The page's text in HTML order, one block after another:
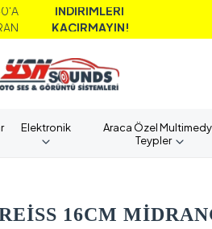
Elektronik
Araca Özel
Teypler
16CM